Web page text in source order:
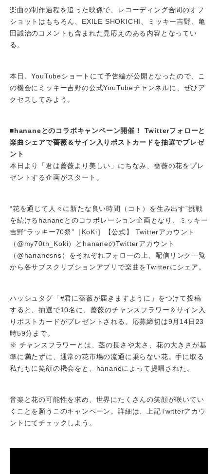
楽曲の制作過程を追った映像で、レコーディング合間のオフ
ショットはもちろん、EXILE SHOKICHI、ミッキー吉野、亀
田誠治のコメントも含まれた見応えのある内容となってい
る。
本日、YouTubeショートにて予告編が公開となったので、こ
の機会にミッキー吉野の公式YouTubeチャンネルに、ぜひア
クセスしてみよう。
■hananeとのコラボキャンペーン開催！ Twitterフォローと
楽曲シェアで薔薇＆サイン入りポストカードを抽選でプレゼ
ント
本日より「君は薔薇より美しい」にちなみ、薔薇の花をプレ
ゼントする企画がスタート。
“花を通じて人々に新たな良い時間（コト）を生み出す”挑戦
を続けるhananeとのコラボレーション企画となり、ミッキー
吉野“ラッキー70祭”［KoKi］【公式】 Twitterアカウント
（@my70th_Koki）とhananeのTwitterアカウント
（@hananesns）をそれぞれフォローの上、配信リンク一覧
から各サブスクリプションアプリで楽曲をTwitterにシェア。
ハッシュタグ「#君に薔薇が届きますように」をつけて投稿
すると、抽選で10名に、薔薇のチャンスフラワー＆サイン入
りポストカードがプレゼントされる。応募締切は9月14日23
時59分まで。
※ チャンスフラワーとは、茎の長さや太さ、花の大きさが基
準に満たずに、通常の花市場の流通に乗らない花。手に取る
私たちに笑顔の機会をと、hananeによって提唱された。
音楽と花の可能性を求め、世界にたくさんの笑顔が咲いてい
くことを願うこのキャンペーン。詳細は、上記Twitterアカウ
ントにてチェックしよう。